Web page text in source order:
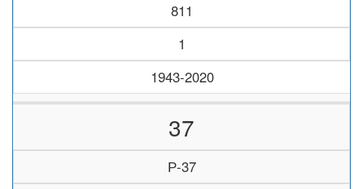
811
1
1943-2020
37
Р-37